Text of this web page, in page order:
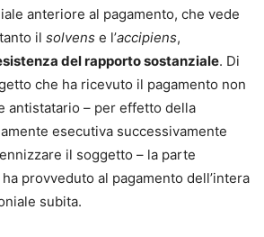
anteriore al pagamento, che vede
il solvens e l’accipiens,
del rapporto sostanziale. Di
che ha ricevuto il pagamento non
antistatario – per effetto della
esecutiva successivamente
il soggetto – la parte
provveduto al pagamento dell’intera
subita.